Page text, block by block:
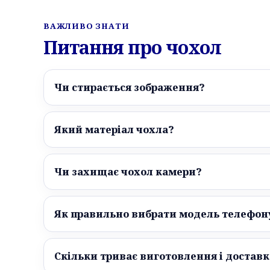
ВАЖЛИВО ЗНАТИ
Питання про чохол
Чи стирається зображення?
Який матеріал чохла?
Чи захищає чохол камери?
Як правильно вибрати модель
Скільки триває виготовлення і